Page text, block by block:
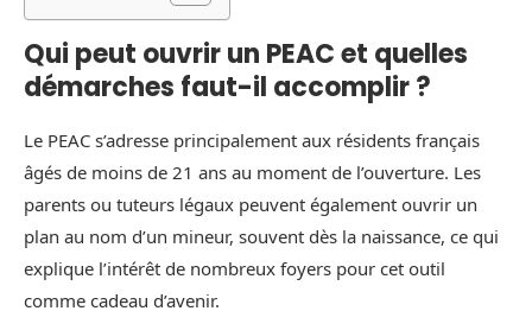
Qui peut ouvrir un PEAC et quelles
démarches faut-il accomplir ?
Le PEAC s’adresse principalement aux résidents français
âgés de moins de 21 ans au moment de l’ouverture. Les
parents ou tuteurs légaux peuvent également ouvrir un
plan au nom d’un mineur, souvent dès la naissance, ce qui
explique l’intérêt de nombreux foyers pour cet outil
comme cadeau d’avenir.